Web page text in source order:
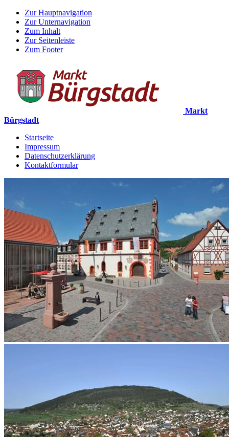
Zur Hauptnavigation
Zur Unternavigation
Zum Inhalt
Zur Seitenleiste
Zum Footer
Markt
Bürgstadt
Startseite
Impressum
Datenschutzerklärung
Kontaktformular